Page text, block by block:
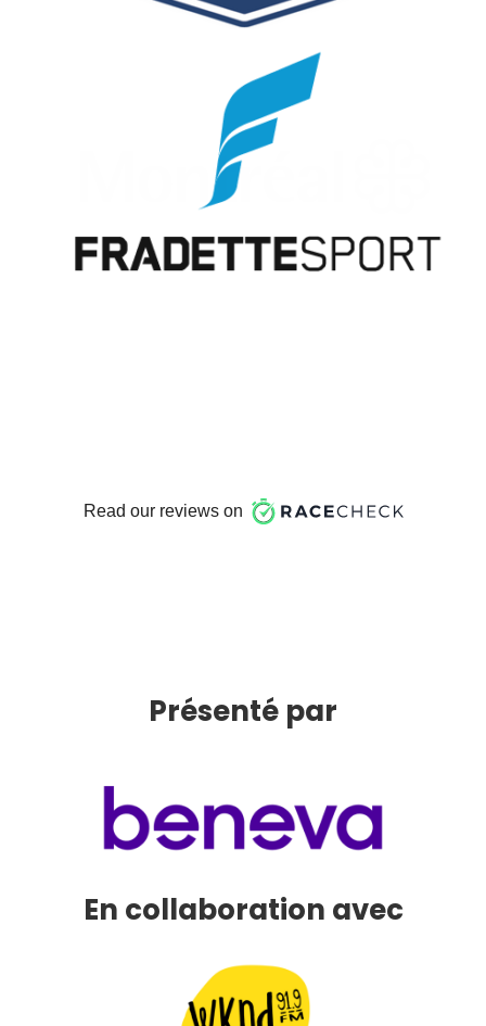
Présenté par
En collaboration avec